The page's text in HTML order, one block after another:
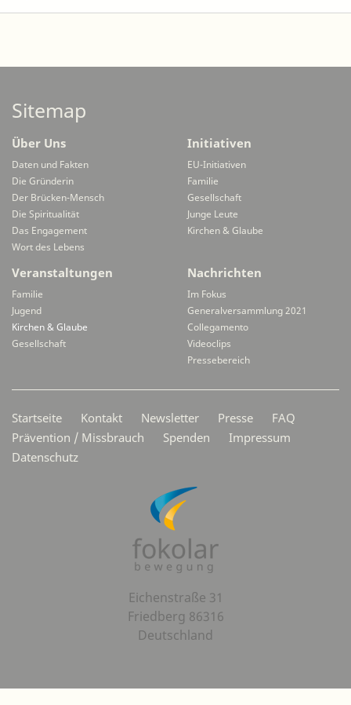
Sitemap
Über Uns
Daten und Fakten
Die Gründerin
Der Brücken-Mensch
Die Spiritualität
Das Engagement
Wort des Lebens
Initiativen
EU-Initiativen
Familie
Gesellschaft
Junge Leute
Kirchen & Glaube
Veranstaltungen
Familie
Jugend
Kirchen & Glaube
Gesellschaft
Nachrichten
Im Fokus
Generalversammlung 2021
Collegamento
Videoclips
Pressebereich
Startseite Kontakt Newsletter Presse
FAQ
Prävention / Missbrauch
Spenden
Impressum
Datenschutz
Eichenstraße 31
Friedberg 86316
Deutschland